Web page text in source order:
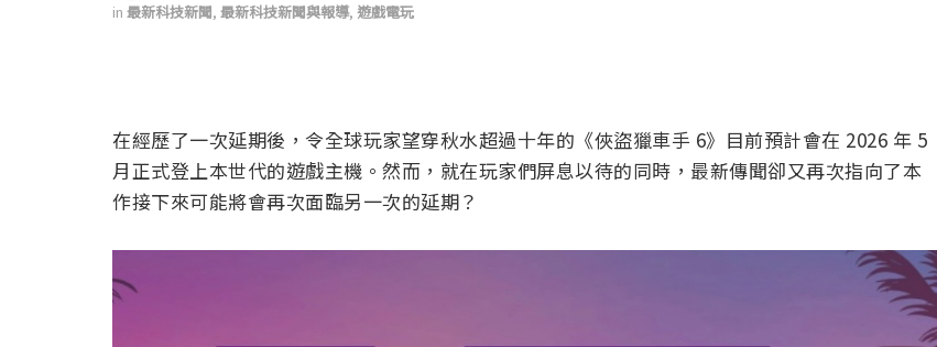
in 最新科技新聞, 最新科技新聞與報導, 遊戲電玩
在經歷了一次延期後，令全球玩家望穿秋水超過十年的《俠盜獵車手 6》目前預計會在 2026 年 5
月正式登上本世代的遊戲主機。然而，就在玩家們屏息以待的同時，最新傳聞卻又再次指向了本
作接下來可能將會再次面臨另一次的延期？